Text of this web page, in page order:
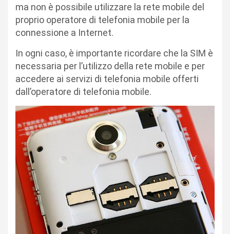
ma non è possibile utilizzare la rete mobile del
proprio operatore di telefonia mobile per la
connessione a Internet.
In ogni caso, è importante ricordare che la SIM è
necessaria per l’utilizzo della rete mobile e per
accedere ai servizi di telefonia mobile offerti
dall’operatore di telefonia mobile.